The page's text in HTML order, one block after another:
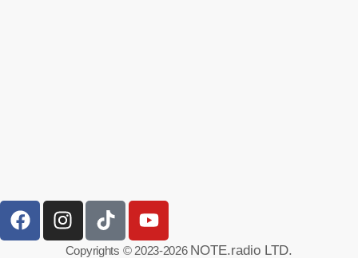
Copyrights © 2023-2026 NOTE.radio LTD.